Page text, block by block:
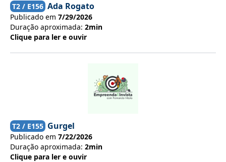
T2 / E156 Ada Rogato
Publicado em 7/29/2026
Duração aproximada: 2min
Clique para ler e ouvir
T2 / E155 Gurgel
Publicado em 7/22/2026
Duração aproximada: 2min
Clique para ler e ouvir